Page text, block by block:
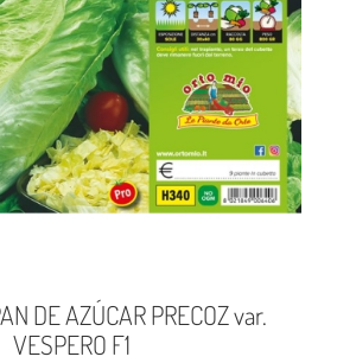
DE AZÚCAR PRECOZ var.
VESPERO F1